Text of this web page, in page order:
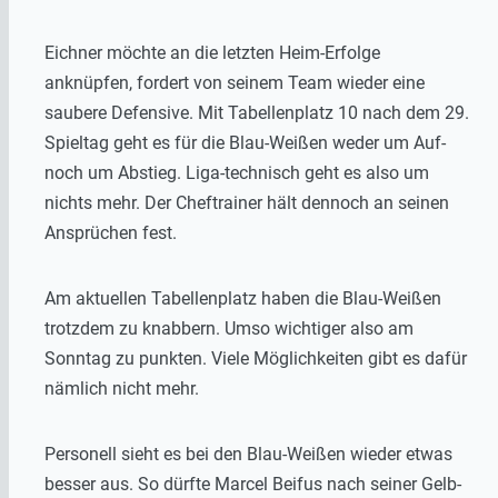
Eichner möchte an die letzten Heim-Erfolge
anknüpfen, fordert von seinem Team wieder eine
saubere Defensive. Mit Tabellenplatz 10 nach dem 29.
Spieltag geht es für die Blau-Weißen weder um Auf-
noch um Abstieg. Liga-technisch geht es also um
nichts mehr. Der Cheftrainer hält dennoch an seinen
Ansprüchen fest.
Am aktuellen Tabellenplatz haben die Blau-Weißen
trotzdem zu knabbern. Umso wichtiger also am
Sonntag zu punkten. Viele Möglichkeiten gibt es dafür
nämlich nicht mehr.
Personell sieht es bei den Blau-Weißen wieder etwas
besser aus. So dürfte Marcel Beifus nach seiner Gelb-